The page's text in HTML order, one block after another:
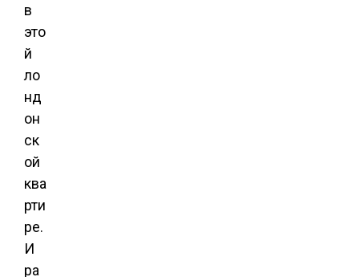
в
это
й
ло
нд
он
ск
ой
ква
рти
ре.
И
ра